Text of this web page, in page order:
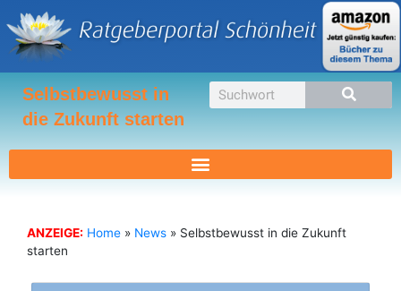
Inhalt
springen
Selbstbewusst in
die Zukunft starten
Suche
ANZEIGE: Home » News » Selbstbewusst in die Zukunft
starten